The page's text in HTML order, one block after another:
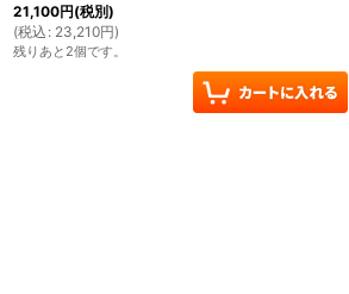
21,100円(税別)
(税込 : 23,210円)
残りあと2個です。